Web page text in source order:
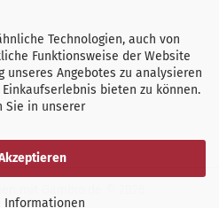
Technologien, auch von
Funktionsweise der Website
unseres Angebotes zu analysieren
bieten zu können.
Sie in unserer
Informationen